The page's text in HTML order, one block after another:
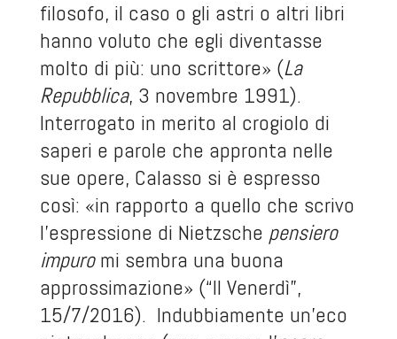
filosofo, il caso o gli astri o altri libri
hanno voluto che egli diventasse
molto di più: uno scrittore» (La
Repubblica, 3 novembre 1991).
Interrogato in merito al crogiolo di
saperi e parole che appronta nelle
sue opere, Calasso si è espresso
così: «in rapporto a quello che scrivo
l'espressione di Nietzsche pensiero
impuromi sembra una buona
approssimazione» (“Il Venerdì”,
15/7/2016). Indubbiamente un'eco